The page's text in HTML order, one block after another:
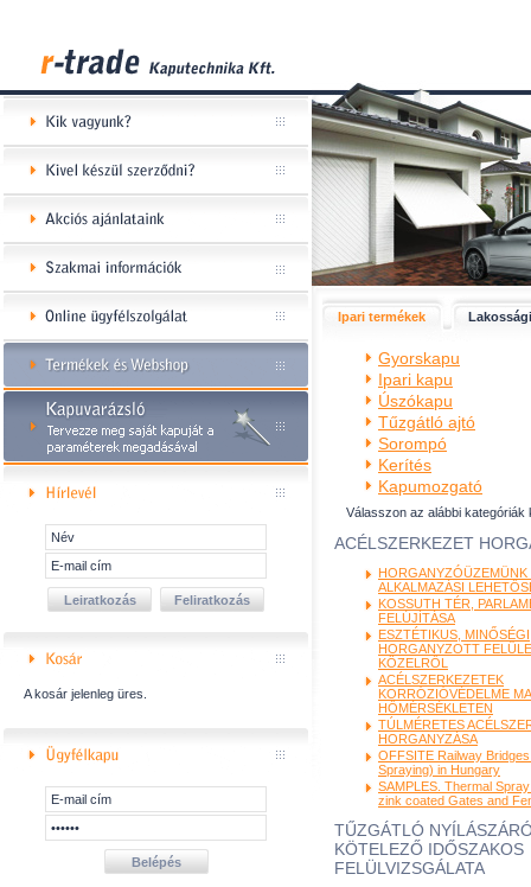
A kosár jelenleg üres.
Ipari termékek
Gyorskapu
Ipari kapu
Úszókapu
Tűzgátló ajtó
Sorompó
Kerítés
Kapumozgató
Válasszon az alábbi kategóriák
ACÉLSZERKEZET
ALKALMAZÁSI
KOSSUTH TÉR,
FELÚJÍTÁSA
ESZTÉTIKUS, MINŐSÉGI
HORGANYZOTT
KÖZELRŐL
ACÉLSZERKEZETEK
KORRÓZIÓVÉDELME
HŐMÉRSÉKLETEN
TÚLMÉRETES
HORGANYZÁSA
OFFSITE Railway
Spraying) in Hungary
SAMPLES. Thermal
zink coated Gates and
TŰZGÁTLÓ
KÖTELEZŐ IDŐSZAKOS
FELÜLVIZSGÁLATA